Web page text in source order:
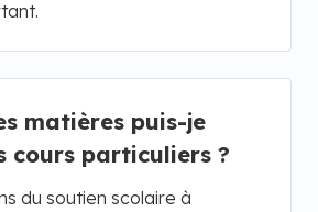
matières puis-je
cours particuliers ?
du soutien scolaire à